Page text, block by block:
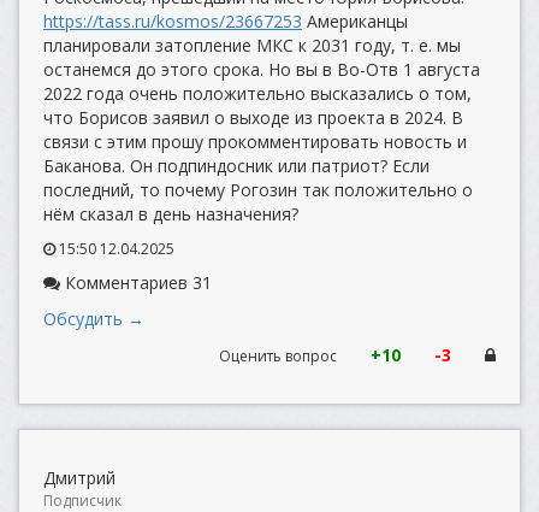
https://tass.ru/kosmos/23667253 Американцы
планировали затопление МКС к 2031 году, т. е. мы
останемся до этого срока. Но вы в Во-Отв 1 августа
2022 года очень положительно высказались о том,
что Борисов заявил о выходе из проекта в 2024. В
связи с этим прошу прокомментировать новость и
Баканова. Он подпиндосник или патриот? Если
последний, то почему Рогозин так положительно о
нём сказал в день назначения?
15:50 12.04.2025
Комментариев 31
Обсудить →
Оценить вопрос +10 -3
Дмитрий
Подписчик